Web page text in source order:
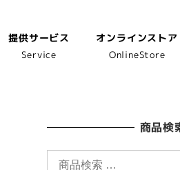
提供サービス
Service
オンラインストア
OnlineStore
商品検